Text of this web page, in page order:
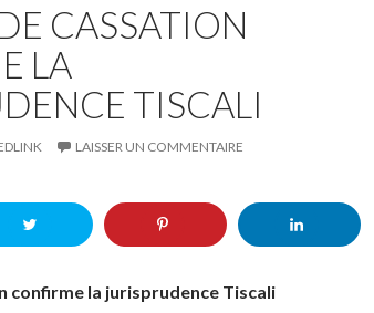
CASSATION
LA
TISCALI
LAISSER UN COMMENTAIRE
confirme la jurisprudence Tiscali